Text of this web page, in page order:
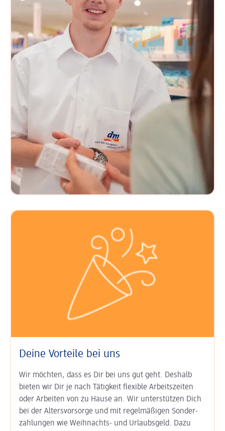
Deine Vorteile bei uns
Wir möchten, dass es Dir bei uns gut geht. Deshalb
bieten wir Dir je nach Tätigkeit flexible Arbeits­zeiten
oder Arbeiten von zu Hause an. Wir unter­stützen Dich
bei der Alters­vorsorge und mit regel­mäßigen Sonder­
zahlungen wie Weihnachts- und Urlaubs­geld. Dazu